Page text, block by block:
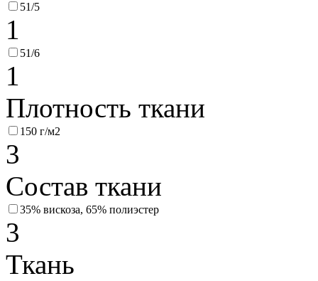
51/5
1
51/6
1
Плотность ткани
150 г/м2
3
Состав ткани
35% вискоза, 65% полиэстер
3
Ткань